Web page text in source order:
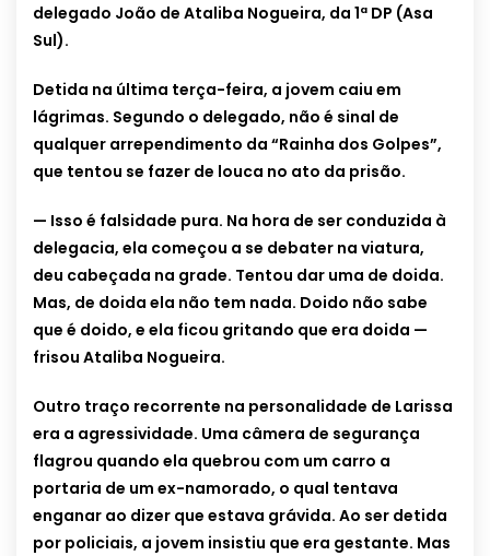
delegado João de Ataliba Nogueira, da 1ª DP (Asa
Sul).
Detida na última terça-feira, a jovem caiu em
lágrimas. Segundo o delegado, não é sinal de
qualquer arrependimento da “Rainha dos Golpes”,
que tentou se fazer de louca no ato da prisão.
— Isso é falsidade pura. Na hora de ser conduzida à
delegacia, ela começou a se debater na viatura,
deu cabeçada na grade. Tentou dar uma de doida.
Mas, de doida ela não tem nada. Doido não sabe
que é doido, e ela ficou gritando que era doida —
frisou Ataliba Nogueira.
Outro traço recorrente na personalidade de Larissa
era a agressividade. Uma câmera de segurança
flagrou quando ela quebrou com um carro a
portaria de um ex-namorado, o qual tentava
enganar ao dizer que estava grávida. Ao ser detida
por policiais, a jovem insistiu que era gestante. Mas